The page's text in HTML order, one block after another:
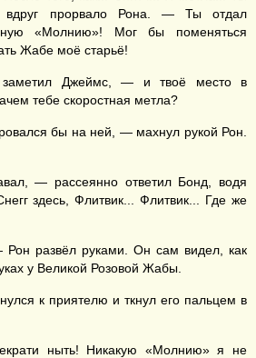
прорвало Рона. — Ты отдал
«Молнию»! Мог бы поменяться
Жабе моё старьё!
Джеймс, — и твоё место в
тебе скоростная метла?
бы на ней, — махнул рукой Рон.
— рассеянно ответил Бонд, водя
здесь, Флитвик... Флитвик... Где же
развёл руками. Он сам видел, как
у Великой Розовой Жабы.
к приятелю и ткнул его пальцем в
ныть! Никакую «Молнию» я не